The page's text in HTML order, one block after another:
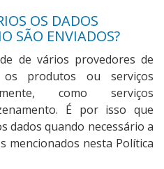
OS DADOS
SÃO ENVIADOS?
de vários provedores de
produtos ou serviços
como serviços
É por isso que
dados quando necessário a
mencionados nesta Política